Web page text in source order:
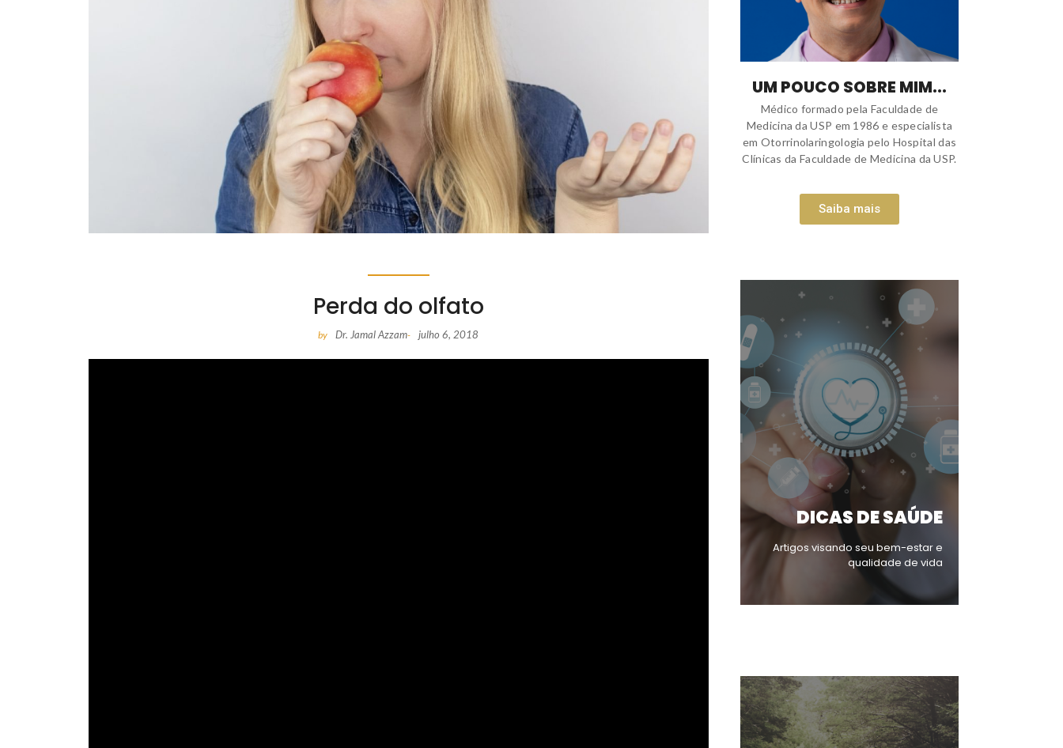
Perda do olfato
by Dr. Jamal Azzam- julho 6, 2018
UM POUCO SOBRE MIM...
Médico formado pela Faculdade de
Medicina da USP em 1986 e especialista
em Otorrinolaringologia pelo Hospital das
Clínicas da Faculdade de Medicina da USP.
Saiba mais
DICAS DE SAÚDE
Artigos visando seu bem-estar e
qualidade de vida